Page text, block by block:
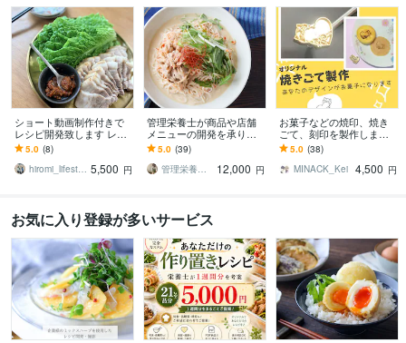
ショート動画制作付きで
レシピ開発致します レシ
ピ開発からご提供レシピ
まで！麹の料理もいたし
ます。
5.0 (8)
hiromi_lifestyle 5,500 円
管理栄養士が商品や店舗
メニューの開発を承りま
す テーマやイメージなど
を一からお聞かせくださ
い
5.0 (39)
管理栄養士 ai mama
12,000 円
お菓子などの焼印、焼き
ごて、刻印を製作します
手作りお菓子をもっと華
やかにしませんか？
5.0 (38)
MINACK_Kei 4,500 円
お気に入り登録が多いサービス